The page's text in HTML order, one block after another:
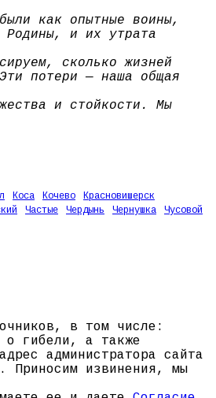
как опытные воины,
Родины, и их утрата
сколько жизней
потери — наша общая
и стойкости. Мы
Коса Кочево
Красновишерск
Частые Чердынь Чернушка
Чусовой
в том числе:
о гибели, а также
администратора сайта
Приносим извинения, мы